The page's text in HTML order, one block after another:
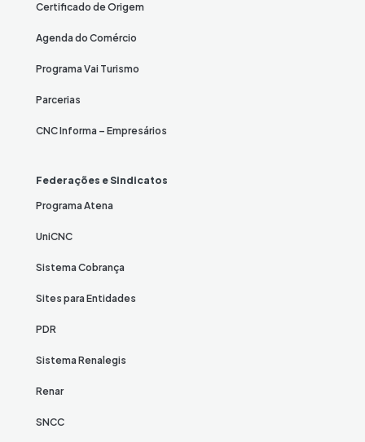
Certificado de Origem
Agenda do Comércio
Programa Vai Turismo
Parcerias
CNC Informa – Empresários
Federações e Sindicatos
Programa Atena
UniCNC
Sistema Cobrança
Sites para Entidades
PDR
Sistema Renalegis
Renar
SNCC